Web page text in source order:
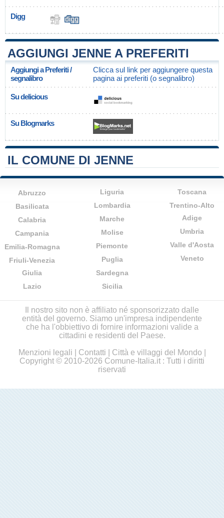
Digg
AGGIUNGI JENNE A PREFERITI
Aggiungi a Preferiti /
segnalibro
Clicca sul link per aggiungere questa
pagina ai preferiti (o segnalibro)
Su delicious
Su Blogmarks
IL COMUNE DI JENNE
Abruzzo
Basilicata
Calabria
Campania
Emilia-Romagna
Friuli-Venezia
Giulia
Lazio
Liguria
Lombardia
Marche
Molise
Piemonte
Puglia
Sardegna
Sicilia
Toscana
Trentino-Alto
Adige
Umbria
Valle d'Aosta
Veneto
Il nostro sito non è affiliato né sponsorizzato dalle
entità del governo. Siamo un'impresa indipendente
che ha l'obbiettivo di fornire informazioni valide a
cittadini e residenti del Paese.
Menzioni legali
Contatti Città e villaggi del Mondo
Copyright © 2010-2026 Comune-Italia.it : Tutti i diritti
riservati